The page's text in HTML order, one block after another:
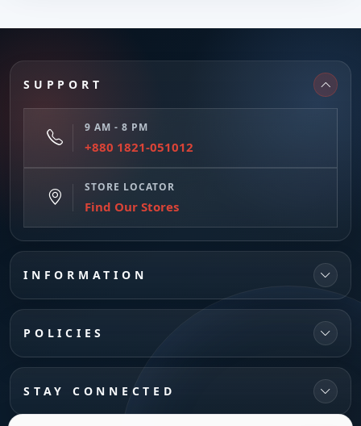
SUPPORT
9 AM - 8 PM
+880 1821-051012
STORE LOCATOR
Find Our Stores
INFORMATION
POLICIES
STAY CONNECTED